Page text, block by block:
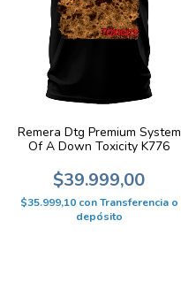
Remera Dtg Premium System
Of A Down Toxicity K776
$39.999,00
$35.999,10 con Transferencia o
depósito